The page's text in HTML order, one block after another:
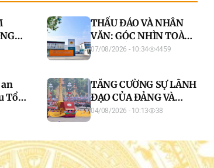
THẤU ĐÁO VÀ NHÂN
VĂN: GÓC NHÌN TOÀN
DIỆN VỀ PHƯƠNG ÁN
CHUYÊN TUYÊN
QUANG
07/08/2026 - 10:34 4459
Tổ
TĂNG CƯỜNG SỰ LÃNH
ĐẠO CỦA ĐẢNG VÀ
PHÁT HUY VAI TRÒ
ĐOẠN PHÁT TRIỂN
MỚI
04/08/2026 - 10:13 38